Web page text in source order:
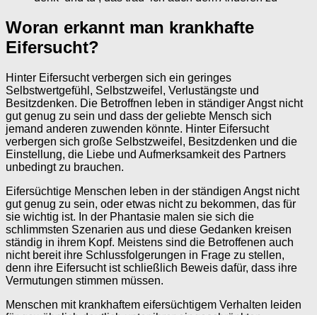
Woran erkannt man krankhafte
Eifersucht?
Hinter Eifersucht verbergen sich ein geringes
Selbstwertgefühl, Selbstzweifel, Verlustängste und
Besitzdenken. Die Betroffnen leben in ständiger Angst nicht
gut genug zu sein und dass der geliebte Mensch sich
jemand anderen zuwenden könnte. Hinter Eifersucht
verbergen sich große Selbstzweifel, Besitzdenken und die
Einstellung, die Liebe und Aufmerksamkeit des Partners
unbedingt zu brauchen.
Eifersüchtige Menschen leben in der ständigen Angst nicht
gut genug zu sein, oder etwas nicht zu bekommen, das für
sie wichtig ist. In der Phantasie malen sie sich die
schlimmsten Szenarien aus und diese Gedanken kreisen
ständig in ihrem Kopf. Meistens sind die Betroffenen auch
nicht bereit ihre Schlussfolgerungen in Frage zu stellen,
denn ihre Eifersucht ist schließlich Beweis dafür, dass ihre
Vermutungen stimmen müssen.
Menschen mit krankhaftem eifersüchtigem Verhalten leiden